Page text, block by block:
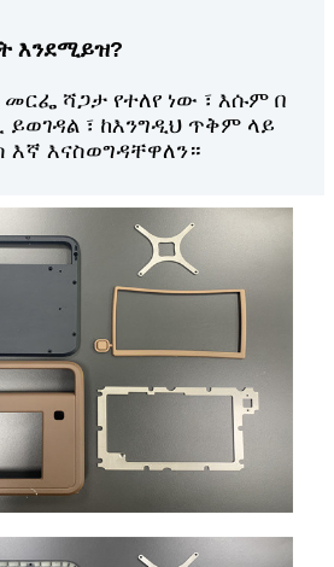
እንደሚይዝ?
ሻጋታ የተለየ ነው ፣ እሱም በ
ይወገዳል ፣ ከእንግዲህ ጥቅም ላይ
እኛ እናስወግዳቸዋለን።